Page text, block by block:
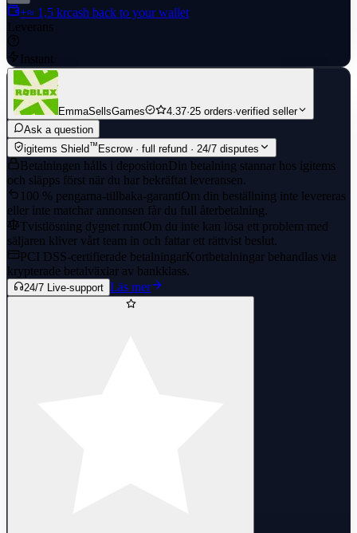
+≈ 1,5 krcash back to your wallet
Leverans
Instant
EmmaSellsGames 4.37·25 orders·verified seller
Ask a question
igitems Shield™ Escrow · full refund · 24/7 disputes
Betalningen hålls i depositionDin betalning stannar hos igitems
och släpps först när du har bekräftat leveransen.
100 % pengarna-tillbaka-garantiOm din beställning inte levereras
eller inte matchar annonsen får du full återbetalning.
Tvistlösning dygnet runtOm du inte kan lösa ett problem med
säljaren kliver vårt team in och fattar ett rättvist beslut.
PCI DSS-certifierade betalningarKortbetalningar behandlas via
krypterade betalväxlar av bankklass.
24/7 Live-support Läs mer